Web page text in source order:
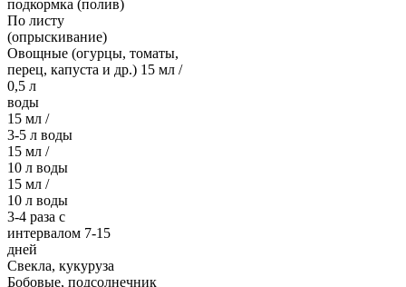
подкормка (полив)
По листу
(опрыскивание)
Овощные (огурцы, томаты,
перец, капуста и др.) 15 мл /
0,5 л
воды
15 мл /
3-5 л воды
15 мл /
10 л воды
15 мл /
10 л воды
3-4 раза с
интервалом 7-15
дней
Свекла, кукуруза
Бобовые, подсолнечник